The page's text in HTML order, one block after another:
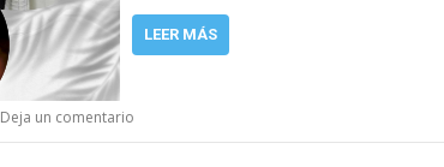
LEER MÁS
Deja un comentario